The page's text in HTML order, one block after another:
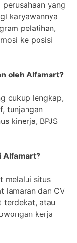
yang
karyawannya
pelatihan,
ke posisi
oleh Alfamart?
cukup lengkap,
tunjangan
kinerja, BPJS
Alfamart?
melalui situs
lamaran dan CV
terdekat, atau
kerja